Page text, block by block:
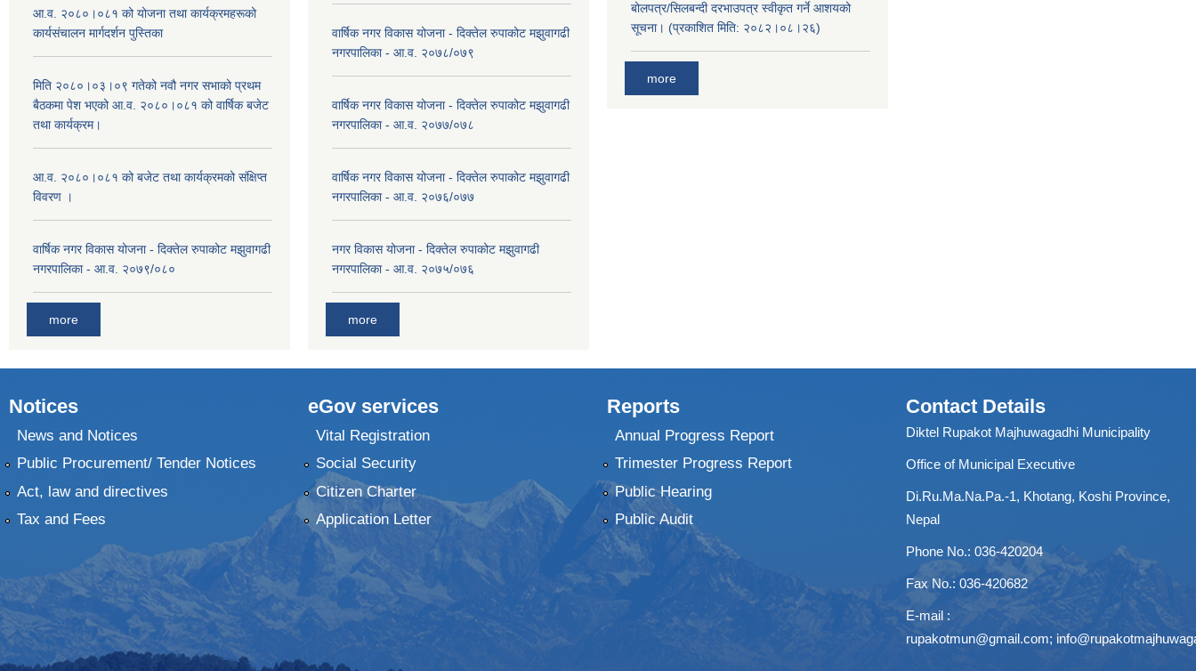
आ.व. २०८०।०८१ को योजना तथा कार्यक्रमहरूको
कार्यसंचालन मार्गदर्शन पुस्तिका
मिति २०८०।०३।०९ गतेको नवौ नगर सभाको प्रथम
बैठकमा पेश भएको आ.व. २०८०।०८१ को वार्षिक बजेट
तथा कार्यक्रम।
आ.व. २०८०।०८१ को बजेट तथा कार्यक्रमको संक्षिप्त
विवरण ।
वार्षिक नगर विकास योजना - दिक्तेल रुपाकोट मझुवागढी
नगरपालिका - आ.व. २०७९/०८०
more
वार्षिक नगर विकास योजना - दिक्तेल रुपाकोट मझुवागढी
नगरपालिका - आ.व. २०७८/०७९
वार्षिक नगर विकास योजना - दिक्तेल रुपाकोट मझुवागढी
नगरपालिका - आ.व. २०७७/०७८
वार्षिक नगर विकास योजना - दिक्तेल रुपाकोट मझुवागढी
नगरपालिका - आ.व. २०७६/०७७
नगर विकास योजना - दिक्तेल रुपाकोट मझुवागढी
नगरपालिका - आ.व. २०७५/०७६
more
बोलपत्र/सिलबन्दी दरभाउपत्र स्वीकृत गर्ने आशयको
सूचना। (प्रकाशित मिति: २०८२।०८।२६)
more
Notices
News and Notices
Public Procurement/ Tender Notices
Act, law and directives
Tax and Fees
eGov services
Vital Registration
Social Security
Citizen Charter
Application Letter
Reports
Annual Progress Report
Trimester Progress Report
Public Hearing
Public Audit
Contact Details
Diktel Rupakot Majhuwagadhi Municipality
Office of Municipal Executive
Di.Ru.Ma.Na.Pa.-1, Khotang, Koshi Province,
Nepal
Phone No.: 036-420204
Fax No.: 036-420682
E-mail :
rupakotmun@gmail.com;